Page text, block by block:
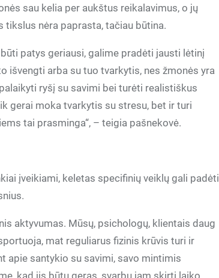
sau kelia per aukštus reikalavimus, o jų
nėra paprasta, tačiau būtina.
patys geriausi, galime pradėti jausti lėtinį
išvengti arba su tuo tvarkytis, nes žmonės yra
ryšį su savimi bei turėti realistiškus
gerai moka tvarkytis su stresu, bet ir turi
tai prasminga“, – teigia pašnekovė.
įveikiami, keletas specifinių veiklų gali padėti
aktyvumas. Mūsų, psichologų, klientais daug
mat reguliarus fizinis krūvis turi ir
apie santykio su savimi, savo mintimis
kad jis būtų geras, svarbu jam skirti laiko,